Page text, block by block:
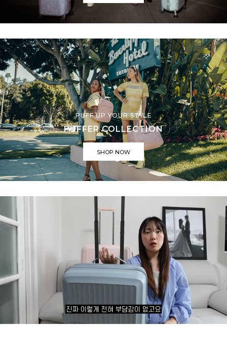
PUFF UP YOUR STYLE
PUFFER COLLECTION
SHOP NOW